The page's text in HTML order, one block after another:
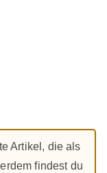
Artikel, die als
findest du